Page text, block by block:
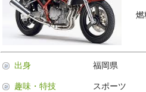
燃
出身 福岡県
趣味・特技 スポーツ